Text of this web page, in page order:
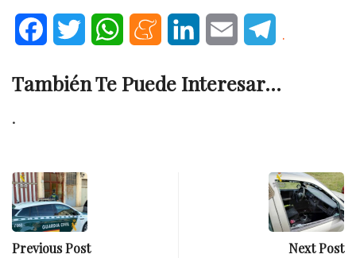
FacebookTwitter WhatsAppMeneameLinkedInEmail .
También Te Puede Interesar...
.
Previous Post Next Post